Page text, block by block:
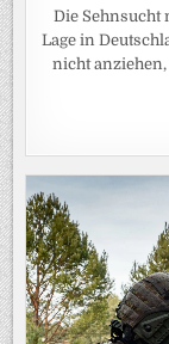
Die Sehnsucht
Lage in
nicht